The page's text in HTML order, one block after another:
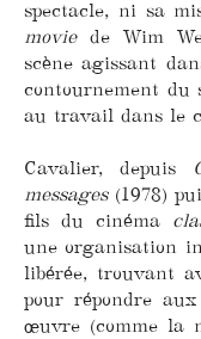
spectacle, ni sa
moviede Wim
scène agissant
contournement
au travail dans le
Cavalier, depuis
messages(1978)
fils du cinéma
une organisation
libérée, trouvant
pour répondre
œuvre (comme la